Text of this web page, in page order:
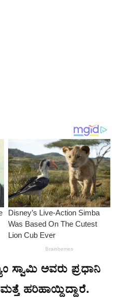
ಸ್ವಾಮಿ ಅವರು ಪ್ರಧಾನಿ
ಹರಿಹಾಯ್ದಿದ್ದಾರೆ.